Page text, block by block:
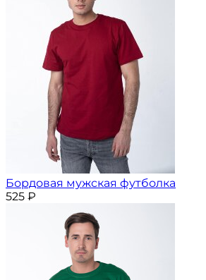
Бордовая мужская футболка
525 ₽